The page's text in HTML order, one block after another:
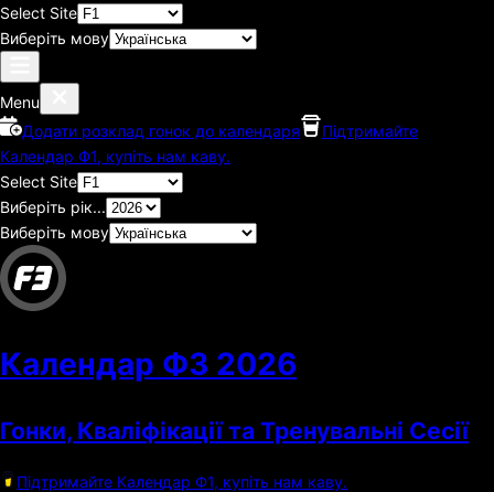
Select Site
Виберіть мову
Menu
Додати розклад гонок до календаря
Підтримайте
Календар Ф1, купіть нам каву.
Select Site
Виберіть рік...
Виберіть мову
Календар Ф3 2026
Гонки, Кваліфікації та Тренувальні Сесії
Підтримайте Календар Ф1, купіть нам каву.